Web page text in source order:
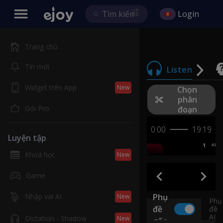
Trang chủ
Tin mới
Widget trên App New
Gói Pro
Luyện tập
Khoá học New
Game
Nhập vai AI New
Dictation - Shadow New
Login
Listen
Chọn
phân
đoạn
0:00
19:19
1 AB
Phụ
đề
Phụ
đề
AI